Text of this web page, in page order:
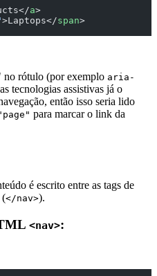
a>
>Laptops</span>
no rótulo (por exemplo aria-
tecnologias assistivas já o
então isso seria lido
para marcar o link da
é escrito entre as tags de
(</nav>).
<nav>: